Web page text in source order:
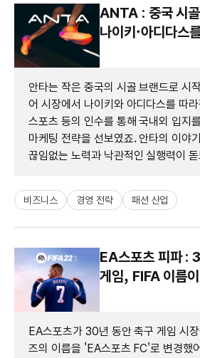
ANTA : 중국 시
나이키·아디다스
안타는 작은 중국의 시골 브랜드로 시
어 시장에서 나이키와 아디다스를 따
스포츠 등의 인수를 통해 국내외 입지
마케팅 전략을 선보였죠. 안타의 이야
끊임없는 노력과 낙관적인 실행력이
비즈니스 경영 전략 패션 산업
EA스포츠 피파 :
게임, FIFA 이름
EA스포츠가 30년 동안 축구 게임 시
즈의 이름을 'EA스포츠 FC'로 변경했